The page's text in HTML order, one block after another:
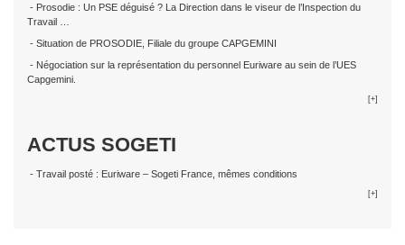
- Prosodie : Un PSE déguisé ? La Direction dans le viseur de l’Inspection du
Travail …
- Situation de PROSODIE, Filiale du groupe CAPGEMINI
- Négociation sur la représentation du personnel Euriware au sein de l’UES
Capgemini.
[+]
ACTUS SOGETI
- Travail posté : Euriware – Sogeti France, mêmes conditions
[+]